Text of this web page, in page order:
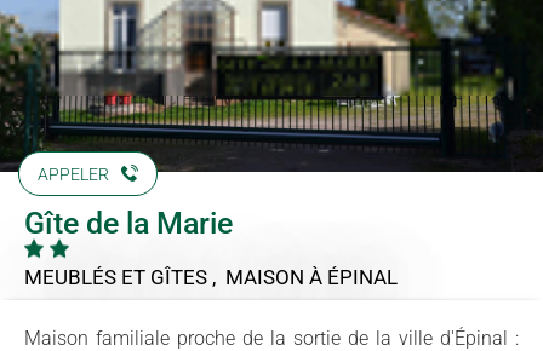
APPELER
Gîte de la Marie
MEUBLÉS ET GÎTES , MAISON À ÉPINAL
Maison familiale proche de la sortie de la ville d'Épinal :